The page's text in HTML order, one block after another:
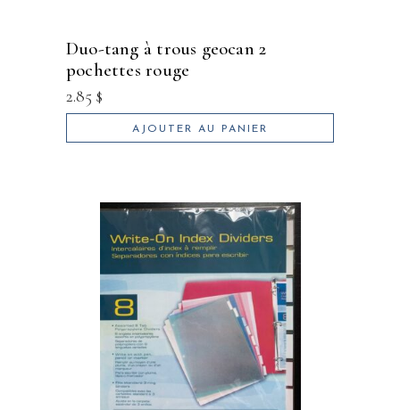
duo-tang à trous geocan 2
pochettes rouge
2.85 $
AJOUTER AU PANIER